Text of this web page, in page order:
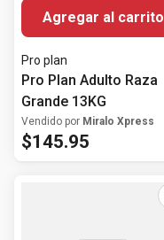
Agregar al carrito
Pro plan
Pro Plan Adulto Raza
Grande 13KG
Vendido por Miralo Xpress
$145.95